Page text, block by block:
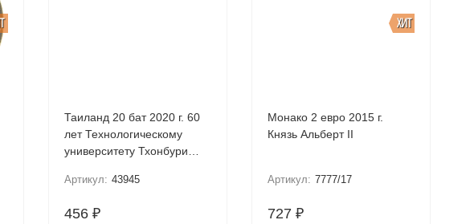
Таиланд 20 бат 2020 г. 60
лет Технологическому
университету Тхонбури
Артикул: 43945
456 ₽
ХИТ
Монако 2 евро 2015 г.
Князь Альберт II
Артикул: 7777/17
727₽